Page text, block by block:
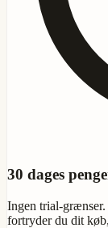
30 dages
Ingen trial-
fortryder du dit